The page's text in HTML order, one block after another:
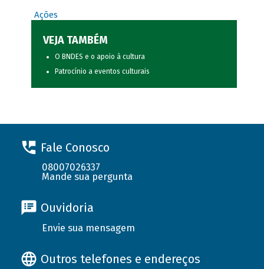
Ações
VEJA TAMBÉM
O BNDES e o apoio à cultura
Patrocínio a eventos culturais
Fale Conosco
08007026337
Mande sua pergunta
Ouvidoria
Envie sua mensagem
Outros telefones e endereços